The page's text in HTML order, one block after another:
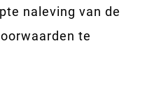
naleving van de
te